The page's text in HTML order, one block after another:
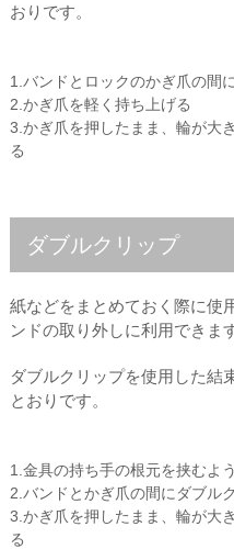
おりです。
1.バンドとロックのかぎ爪の間
2.かぎ爪を軽く持ち上げる
3.かぎ爪を押したまま、輪が大
る
ダブルクリップ
紙などをまとめておく際に使
ンドの取り外しに利用できます
ダブルクリップを使用した結
とおりです。
1.金具の持ち手の根元を挟むよ
2.バンドとかぎ爪の間にダブル
3.かぎ爪を押したまま、輪が大
る